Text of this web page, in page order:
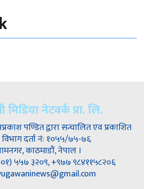
नेटवर्क प्रा. लि.
पण्डित द्वारा सन्चालित एव प्रकाशित
दर्ता नं: १०५५/७५-७६
काठमाडौं, नेपाल ।
५५७ ३२०९, +९७७ ९८४११५८२०६